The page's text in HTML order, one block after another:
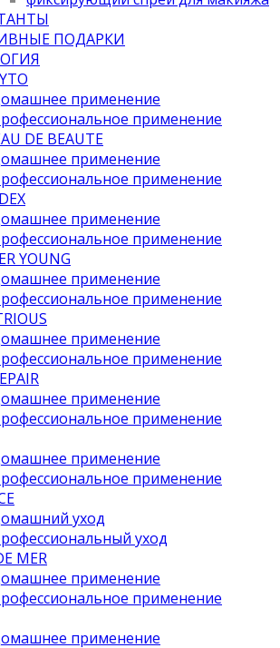
ПОДАРКИ
применение
применение
DE BEAUTE
применение
применение
применение
применение
YOUNG
применение
применение
применение
применение
применение
применение
применение
применение
уход
уход
MER
применение
применение
применение